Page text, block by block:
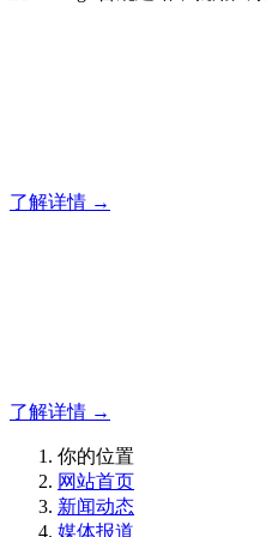
了解详情 →
了解详情 →
你的位置
网站首页
新闻动态
媒体报道